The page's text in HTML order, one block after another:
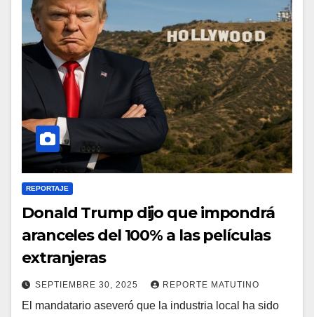
REPORTAJE
Donald Trump dijo que impondrá
aranceles del 100% a las películas
extranjeras
SEPTIEMBRE 30, 2025 REPORTE MATUTINO
El mandatario aseveró que la industria local ha sido